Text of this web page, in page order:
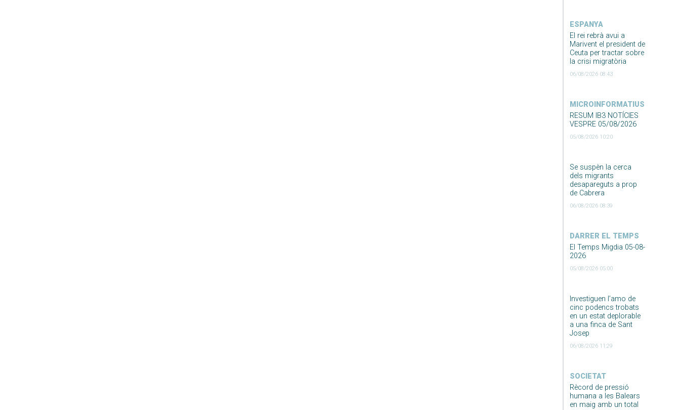
ESPANYA
El rei rebrà avui a
Marivent el president de
Ceuta per tractar sobre
la crisi migratòria
06/08/2026 08:43
MICROINFORMATIUS
RESUM IB3 NOTÍCIES
VESPRE 05/08/2026
05/08/2026 10:20
Se suspèn la cerca
dels migrants
desapareguts a prop
de Cabrera
06/08/2026 08:39
DARRER EL TEMPS
El Temps Migdia 05-08-
2026
05/08/2026 05:00
Investiguen l’amo de
cinc podencs trobats
en un estat deplorable
a una finca de Sant
Josep
06/08/2026 11:29
SOCIETAT
Rècord de pressió
humana a les Balears
en maig amb un total